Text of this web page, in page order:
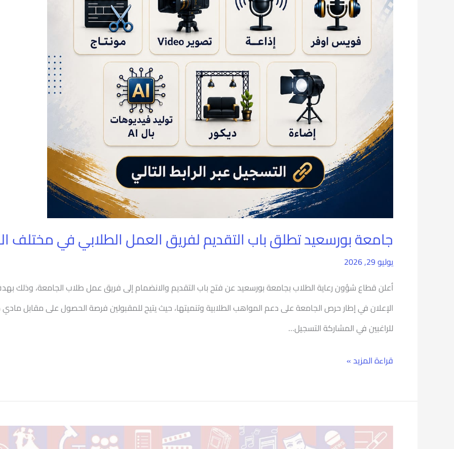
جامعة بورسعيد تطلق باب التقديم لفريق العمل الطلابي في مختلف
يوليو 29, 2026
أعلن قطاع شؤون رعاية الطلاب بجامعة بورسعيد عن فتح باب التقديم والانضمام إلى فريق عمل طلاب الجامعة، وذلك
الإعلان في إطار حرص الجامعة على دعم المواهب الطلابية وتنميتها، حيث يتيح للمقبولين فرصة الحصول على مقابل
للراغبين في المشاركة التسجيل…
قراءة المزيد »
فتح